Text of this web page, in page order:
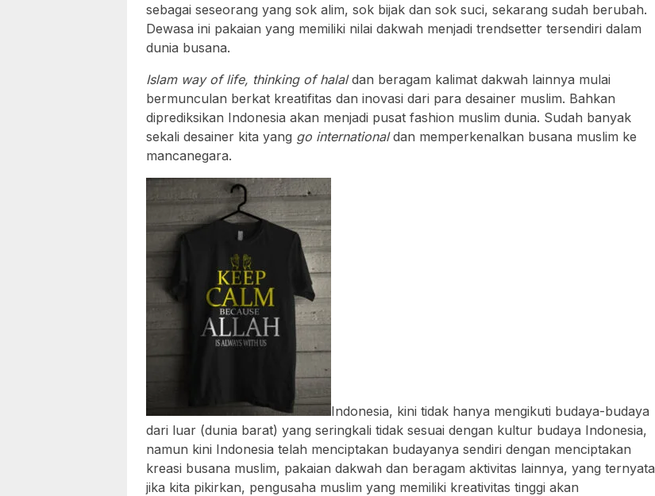
sebagai seseorang yang sok alim, sok bijak dan sok suci, sekarang sudah berubah.
Dewasa ini pakaian yang memiliki nilai dakwah menjadi trendsetter tersendiri dalam
dunia busana.
Islam way of life, thinking of halaldan beragam kalimat dakwah lainnya mulai
bermunculan berkat kreatifitas dan inovasi dari para desainer muslim. Bahkan
diprediksikan Indonesia akan menjadi pusat fashion muslim dunia. Sudah banyak
sekali desainer kita yang go internationaldan memperkenalkan busana muslim ke
mancanegara.
Indonesia, kini tidak hanya mengikuti budaya-budaya
dari luar (dunia barat) yang seringkali tidak sesuai dengan kultur budaya Indonesia,
namun kini Indonesia telah menciptakan budayanya sendiri dengan menciptakan
kreasi busana muslim, pakaian dakwah dan beragam aktivitas lainnya, yang ternyata
jika kita pikirkan, pengusaha muslim yang memiliki kreativitas tinggi akan